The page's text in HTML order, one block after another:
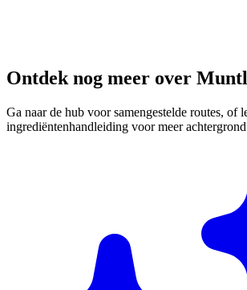
Ontdek nog meer over
Ga naar de hub voor samengestelde routes, of
ingrediëntenhandleiding voor meer